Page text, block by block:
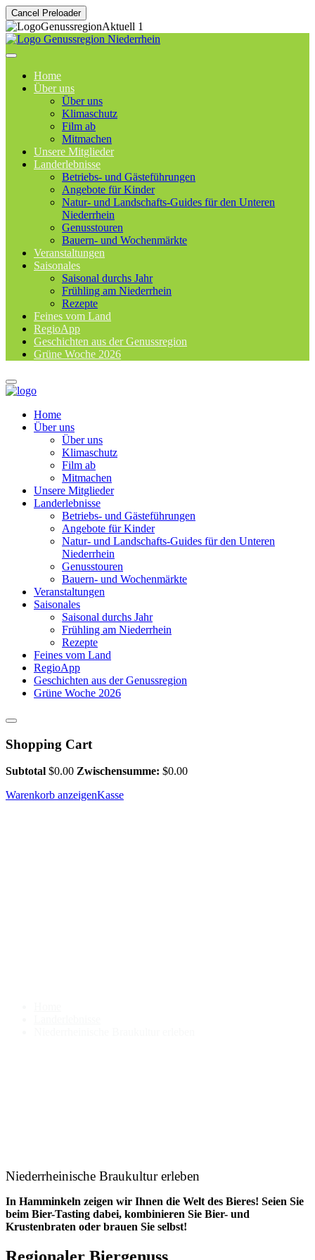
Cancel Preloader
Home
Über uns
Über uns
Klimaschutz
Film ab
Mitmachen
Unsere Mitglieder
Landerlebnisse
Betriebs- und Gästeführungen
Angebote für Kinder
Natur- und Landschafts-Guides für den Unteren
Niederrhein
Genusstouren
Bauern- und Wochenmärkte
Veranstaltungen
Saisonales
Saisonal durchs Jahr
Frühling am Niederrhein
Rezepte
Feines vom Land
RegioApp
Geschichten aus der Genussregion
Grüne Woche 2026
Home
Über uns
Über uns
Klimaschutz
Film ab
Mitmachen
Unsere Mitglieder
Landerlebnisse
Betriebs- und Gästeführungen
Angebote für Kinder
Natur- und Landschafts-Guides für den Unteren
Niederrhein
Genusstouren
Bauern- und Wochenmärkte
Veranstaltungen
Saisonales
Saisonal durchs Jahr
Frühling am Niederrhein
Rezepte
Feines vom Land
RegioApp
Geschichten aus der Genussregion
Grüne Woche 2026
Shopping Cart
Subtotal $0.00 Zwischensumme: $0.00
Warenkorb anzeigenKasse
Niederrheinische Braukultur erleben
In Hamminkeln zeigen wir Ihnen die Welt des Bieres! Seien Sie
beim Bier-Tasting dabei, kombinieren Sie Bier- und
Krustenbraten oder brauen Sie selbst!